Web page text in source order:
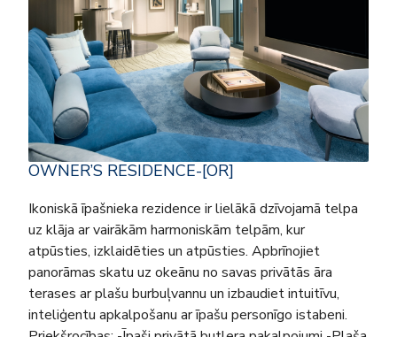
OWNER’S RESIDENCE-[OR]
Ikoniskā īpašnieka rezidence ir lielākā dzīvojamā telpa
uz klāja ar vairākām harmoniskām telpām, kur
atpūsties, izklaidēties un atpūsties. Apbrīnojiet
panorāmas skatu uz okeānu no savas privātās āra
terases ar plašu burbuļvannu un izbaudiet intuitīvu,
inteliģentu apkalpošanu ar īpašu personīgo istabeni.